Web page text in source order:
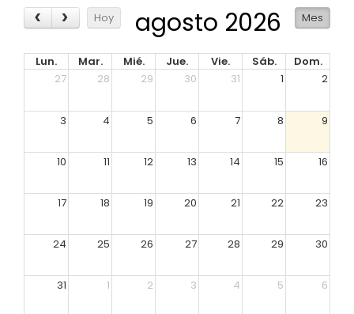
Hoy
Mes
agosto 2026
Lun. Mar. Mié. Jue. Vie. Sáb.
Dom.
27
28 29 30 31 1 2
3 4 5 6 7 8 9
10 11 12 13 14 15 16
17 18 19 20 21 22 23
24 25 26 27 28 29 30
31 1 2 3 4 5 6